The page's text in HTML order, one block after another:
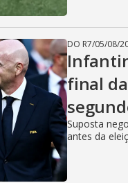
DO R7/05/08/
final
Suposta
antes da